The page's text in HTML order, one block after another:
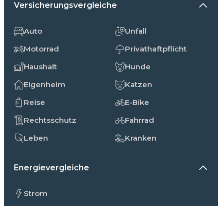
Versicherungsvergleiche
Auto
Motorrad
Haushalt
Eigenheim
Reise
Rechtsschutz
Leben
Unfall
Privathaftpflicht
Hunde
Katzen
E-Bike
Fahrrad
Kranken
Energievergleiche
Strom